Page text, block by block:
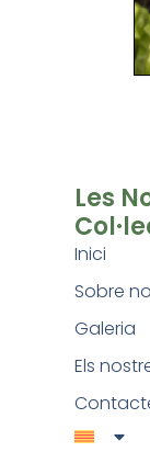
Les
Inici
Sobre
Galeria
Els